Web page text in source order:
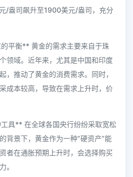
/盎司飙升至1900美元/盎司，充分
平衡** 黄金的需求主要来自于珠
领域。近年来，尤其是中国和印度
，推动了黄金的消费需求。同时，
成本较高，导致在需求上升时，价
具** 在全球各国央行纷纷采取宽松
背景下，黄金作为一种“硬资产”能
者在通胀预期上升时，会选择购买
。